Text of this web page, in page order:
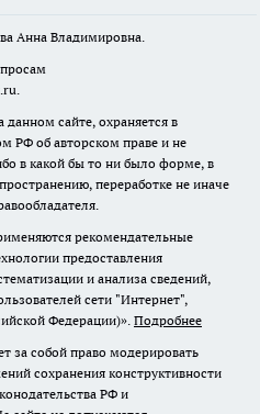
Анна Владимировна.
сайте, охраняется в
РФ об авторском праве и не
в какой бы то ни было форме, в
переработке не иначе
рекомендательные
предоставления
и анализа сведений,
сети "Интернет",
Федерации)». Подробнее
за собой право модерировать
сохранения конструктивности
РФ и